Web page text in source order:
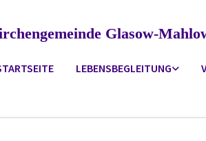
Glasow-
LEBENSBEGLEITUNG